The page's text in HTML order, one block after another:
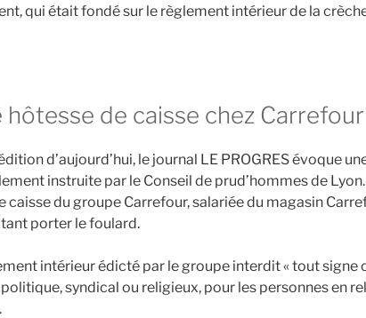
qui était fondé sur le règlement intérieur de la
hôtesse de caisse chez
d’aujourd’hui, le journal LE PROGRES évoque
instruite par le Conseil de prud’hommes de Lyon.
caisse du groupe Carrefour, salariée du magasin
porter le foulard.
intérieur édicté par le groupe interdit « tout signe
syndical ou religieux, pour les personnes en